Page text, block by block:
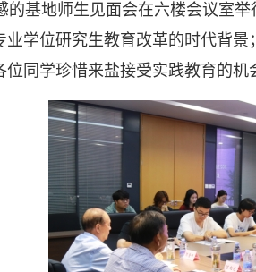
的基地师生见面会在六楼会议室
业学位研究生教育改革的时代背
位同学珍惜来盐接受实践教育的